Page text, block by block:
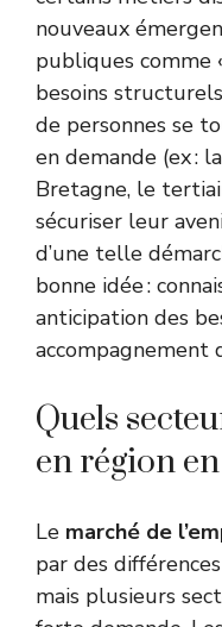
nouveaux
publiques comme
besoins
de personnes se
en demande (ex :
Bretagne, le
sécuriser leur
d’une telle
bonne idée :
anticipation des
accompagnement
Quels
en région
Le marché de
par des
mais plusieurs